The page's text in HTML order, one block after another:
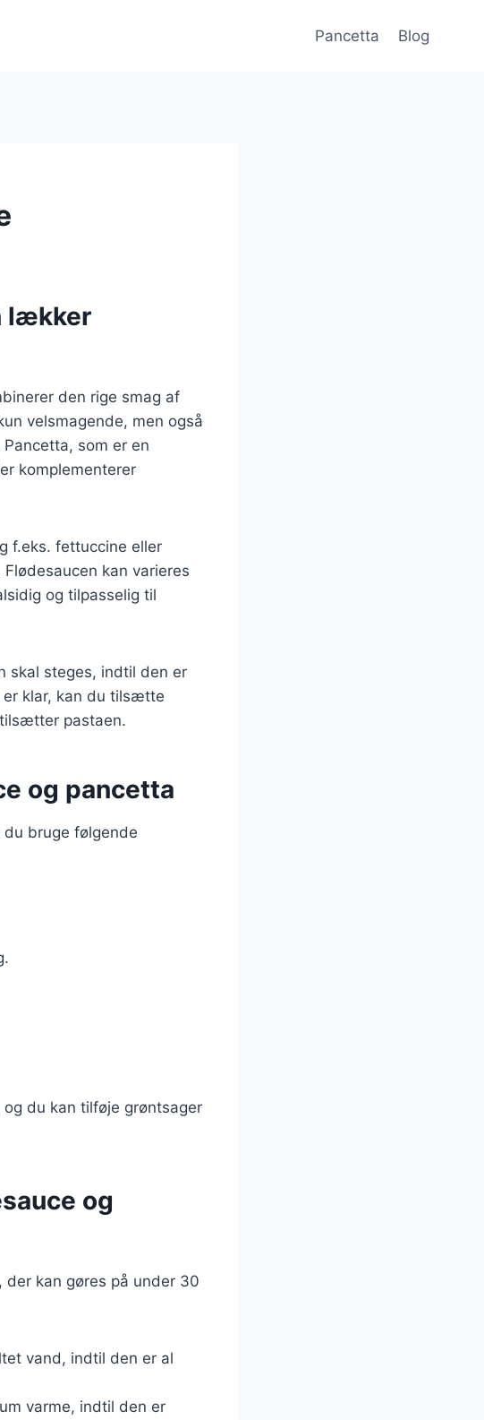
Pancetta Blog
lækker
den rige smag af
velsmagende, men også
som er en
komplementerer
f.eks. fettuccine eller
kan varieres
og tilpasselig til
skal steges, indtil den er
er klar, kan du tilsætte
pastaen.
og pancetta
bruge følgende
du kan tilføje grøntsager
og
der kan gøres på under 30
vand, indtil den er al
varme, indtil den er